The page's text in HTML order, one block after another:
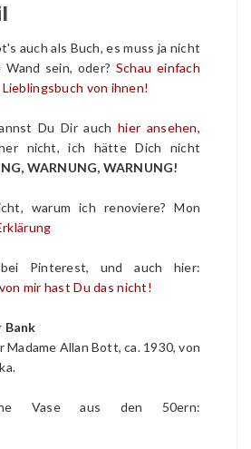
auch als Buch, es muss ja nicht
Wand sein, oder? Schau einfach
von ihnen!
Du Dir auch hier ansehen,
nicht, ich hätte Dich nicht
WARNUNG, WARNUNG!
warum ich renoviere? Mon
Pinterest, und auch hier:
mir hast Du das nicht!
Bank
Allan Bott, ca. 1930, von
Vase aus den 50ern: